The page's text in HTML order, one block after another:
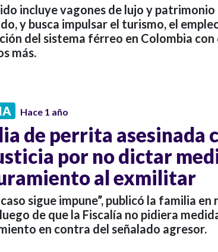
incluye vagones de lujo y patrimonio
y busca impulsar el turismo, el
del sistema férreo en Colombia con
más.
Hace 1 año
de perrita asesinada
por no dictar
al exmilitar
sigue impune”, publicó la familia en
de que la Fiscalía no pidiera
en contra del señalado agresor.